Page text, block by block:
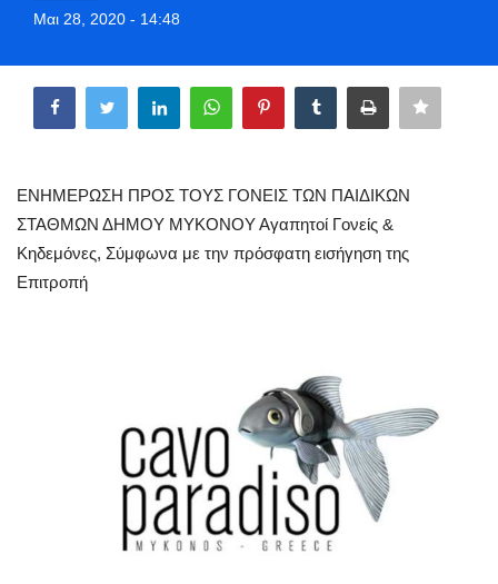
Arts & Culture
Sport
Science & Tech
Aegean Islands
Μαι 28, 2020 - 14:48
ΕΝΗΜΕΡΩΣΗ ΠΡΟΣ ΤΟΥΣ ΓΟΝΕΙΣ ΤΩΝ ΠΑΙΔΙΚΩΝ
ΣΤΑΘΜΩΝ ΔΗΜΟΥ ΜΥΚΟΝΟΥ Αγαπητοί Γονείς &
Κηδεμόνες, Σύμφωνα με την πρόσφατη εισήγηση της
Επιτροπή